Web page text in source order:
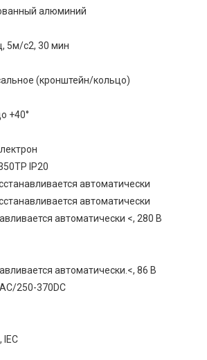
алюминий
5м/с2, 30 мин
(кронштейн/кольцо)
+40°
IP20
автоматически
автоматически
автоматически <, 280 В
автоматически.<, 86 В
250-370DC
IEC